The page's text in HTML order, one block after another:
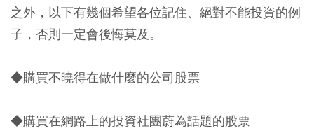
之外，以下有幾個希望各位記住、絕對不能投資的例
子，否則一定會後悔莫及。
◆購買不曉得在做什麼的公司股票
◆購買在網路上的投資社團蔚為話題的股票